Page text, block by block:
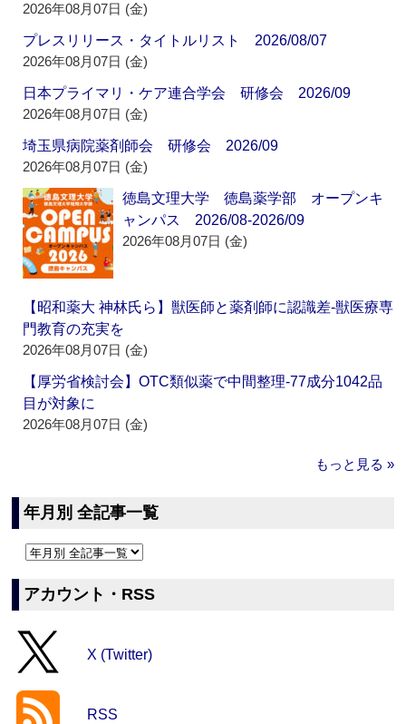
2026年08月07日 (金)
プレスリリース・タイトルリスト 2026/08/07
2026年08月07日 (金)
日本プライマリ・ケア連合学会 研修会 2026/09
2026年08月07日 (金)
埼玉県病院薬剤師会 研修会 2026/09
2026年08月07日 (金)
徳島文理大学 徳島薬学部 オープンキ
ャンパス 2026/08-2026/09
2026年08月07日 (金)
【昭和薬大 神林氏ら】獣医師と薬剤師に認識差‐獣医療専
門教育の充実を
2026年08月07日 (金)
【厚労省検討会】OTC類似薬で中間整理‐77成分1042品
目が対象に
2026年08月07日 (金)
もっと見る »
年月別 全記事一覧
アカウント・RSS
X (Twitter)
RSS